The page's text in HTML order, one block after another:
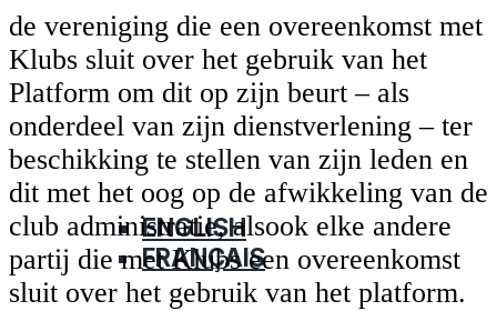
START
DOCUMENTATIE
RELEASES
REFERENTIES
CONTACTEER ONS
NAAR KLUBS.BE
NEDERLANDS
ENGLISH
FRANÇAIS
de vereniging die een overeenkomst met
Klubs sluit over het gebruik van het
Platform om dit op zijn beurt – als
onderdeel van zijn dienstverlening – ter
beschikking te stellen van zijn leden en
dit met het oog op de afwikkeling van de
club administratie, alsook elke andere
partij die met Klubs een overeenkomst
sluit over het gebruik van het platform.